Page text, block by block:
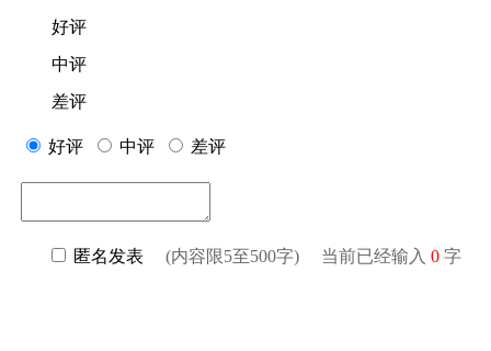
好评
中评
差评
好评 中评 差评
匿名发表 (内容限5至500字) 当前已经输入 0 字